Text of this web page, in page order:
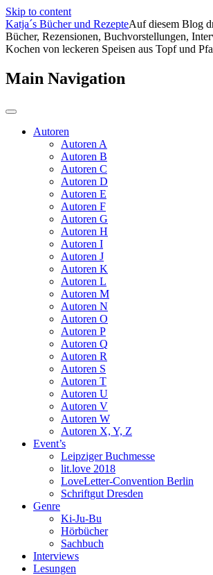
Skip to content
Katja´s Bücher und RezepteAuf diesem Blog
Bücher, Rezensionen, Buchvorstellungen,
Kochen von leckeren Speisen aus Topf und
Main Navigation
Autoren
Autoren A
Autoren B
Autoren C
Autoren D
Autoren E
Autoren F
Autoren G
Autoren H
Autoren I
Autoren J
Autoren K
Autoren L
Autoren M
Autoren N
Autoren O
Autoren P
Autoren Q
Autoren R
Autoren S
Autoren T
Autoren U
Autoren V
Autoren W
Autoren X, Y, Z
Event’s
Leipziger Buchmesse
lit.love 2018
LoveLetter-Convention Berlin
Schriftgut Dresden
Genre
Ki-Ju-Bu
Hörbücher
Sachbuch
Interviews
Lesungen